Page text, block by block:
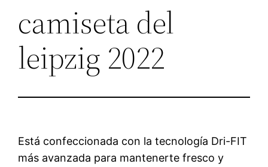
camiseta del
leipzig 2022
Está confeccionada con la tecnología Dri-FIT
más avanzada para mantenerte fresco y